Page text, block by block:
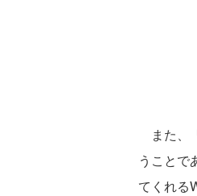
また、
うことで
てくれる